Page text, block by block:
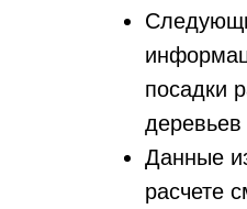
посадки
деревьев
Данные
расчете